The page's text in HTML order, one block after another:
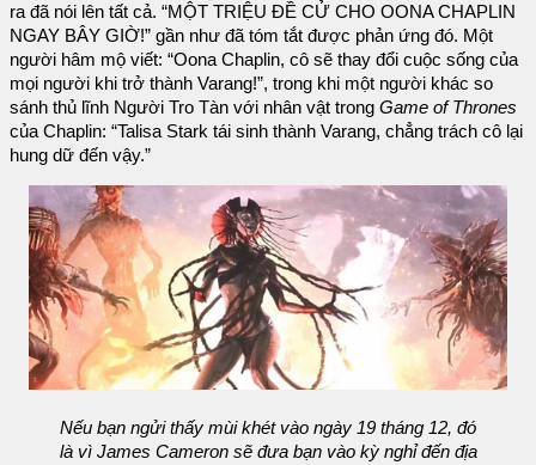
ra đã nói lên tất cả. “MỘT TRIỆU ĐỀ CỬ CHO OONA CHAPLIN
NGAY BÂY GIỜ!” gần như đã tóm tắt được phản ứng đó. Một
người hâm mộ viết: “Oona Chaplin, cô sẽ thay đổi cuộc sống của
mọi người khi trở thành Varang!”, trong khi một người khác so
sánh thủ lĩnh Người Tro Tàn với nhân vật trong Game of Thrones
của Chaplin: “Talisa Stark tái sinh thành Varang, chẳng trách cô lại
hung dữ đến vậy.”
Nếu bạn ngửi thấy mùi khét vào ngày 19 tháng 12, đó
là vì James Cameron sẽ đưa bạn vào kỳ nghỉ đến địa